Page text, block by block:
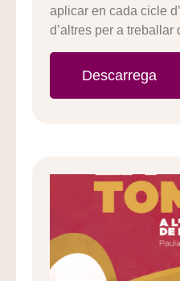
aplicar en cada cicle
d’altres per a treballar
Descarrega